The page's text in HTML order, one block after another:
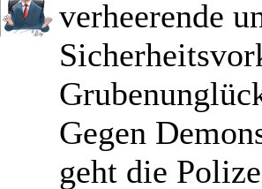
verheerende
Gegen
geht die